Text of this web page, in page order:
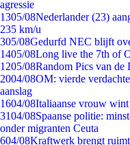
agressie
1305/08Nederlander (23)
235 km/u
305/08Gedurfd NEC blijft
1405/08Long live the 7th of
1205/08Random Pics van de
2004/08OM: vierde
aanslag
1604/08Italiaanse vrouw
3104/08Spaanse politie:
onder migranten Ceuta
604/08Kraftwerk brengt